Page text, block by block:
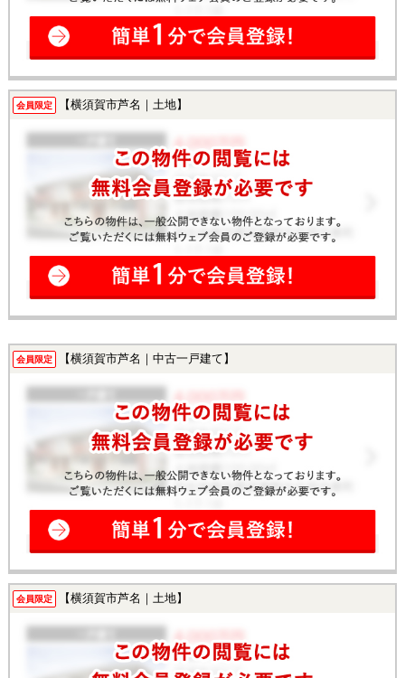
会員限定 【横須賀市芦名｜土地】
会員限定 【横須賀市芦名｜中古一戸建て】
会員限定 【横須賀市芦名｜土地】